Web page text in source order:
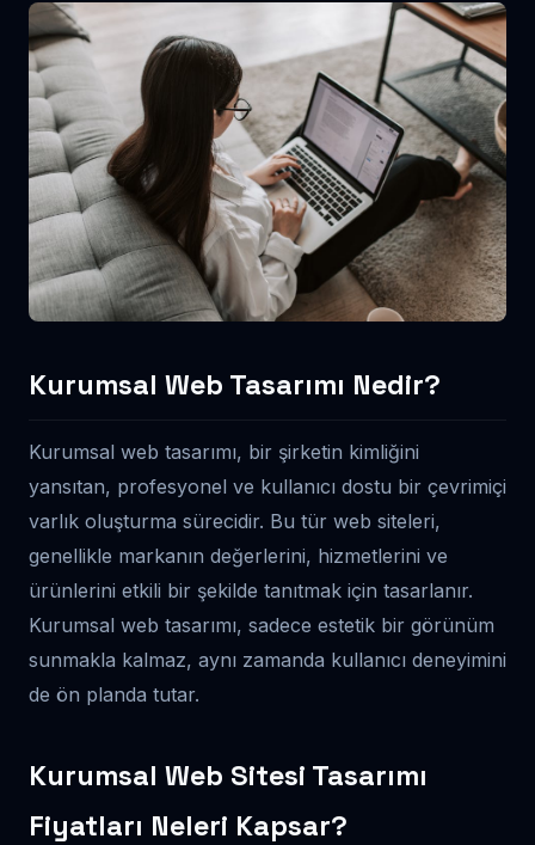
Kurumsal Web Tasarımı Nedir?
Kurumsal web tasarımı, bir şirketin kimliğini
yansıtan, profesyonel ve kullanıcı dostu bir çevrimiçi
varlık oluşturma sürecidir. Bu tür web siteleri,
genellikle markanın değerlerini, hizmetlerini ve
ürünlerini etkili bir şekilde tanıtmak için tasarlanır.
Kurumsal web tasarımı, sadece estetik bir görünüm
sunmakla kalmaz, aynı zamanda kullanıcı deneyimini
de ön planda tutar.
Kurumsal Web Sitesi Tasarımı
Fiyatları Neleri Kapsar?